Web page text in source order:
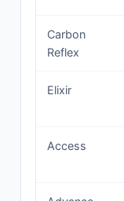
Carbon
Reflex
Elixir
Access